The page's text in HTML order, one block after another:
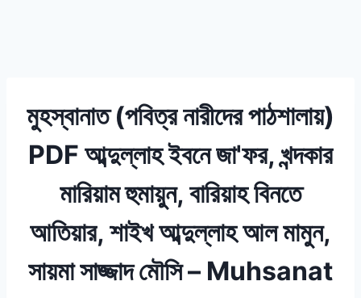
মুহস্বানাত (পবিত্র নারীদের পাঠশালায়)
PDF আব্দুল্লাহ ইবনে জা'ফর, খন্দকার
মারিয়াম হুমায়ুন, বারিয়াহ বিনতে
আতিয়ার, শাইখ আব্দুল্লাহ আল মামুন,
সায়মা সাজ্জাদ মৌসি – Muhsanat